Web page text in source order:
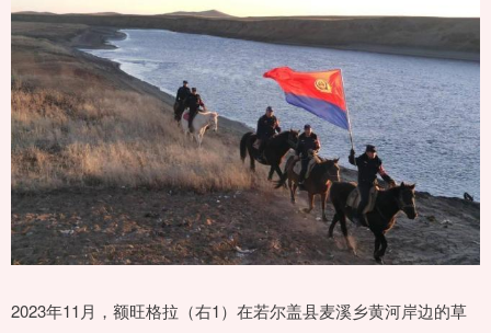
2023年11月，额旺格拉（右1）在若尔盖县麦溪乡黄河岸边的草